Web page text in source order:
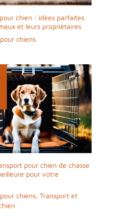
chien : idées parfaites
et leurs propriétaires
chiens
pour chien de chasse
pour votre
chiens, Transport et